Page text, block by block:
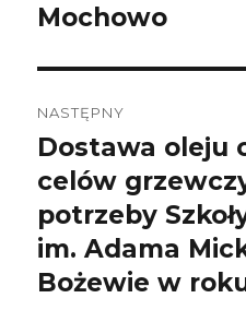
Mochowo
NASTĘPNY
Następny
wpis:
Dostawa oleju
celów
potrzeby
im. Adama
Bożewie w